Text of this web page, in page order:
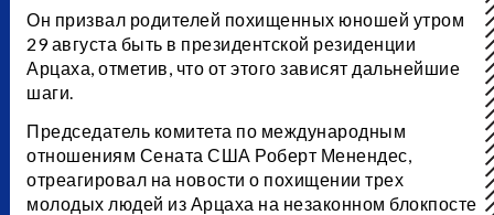
Он призвал родителей похищенных юношей утром
29 августа быть в президентской резиденции
Арцаха, отметив, что от этого зависят дальнейшие
шаги.
Председатель комитета по международным
отношениям Сената США Роберт Менендес,
отреагировал на новости о похищении трех
молодых людей из Арцаха на незаконном блокпосте